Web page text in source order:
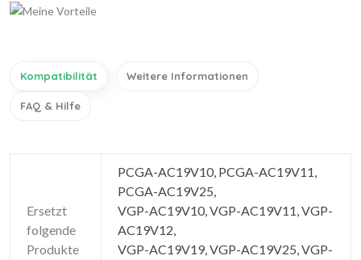
Kompatibilität Weitere Informationen
FAQ & Hilfe
Ersetzt
folgende
Produkte
PCGA-AC19V10, PCGA-AC19V11,
PCGA-AC19V25,
VGP-AC19V10, VGP-AC19V11, VGP-
AC19V12,
VGP-AC19V19, VGP-AC19V25, VGP-